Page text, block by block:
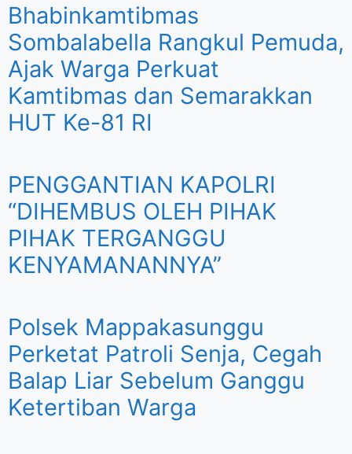
Bhabinkamtibmas
Sombalabella Rangkul Pemuda,
Ajak Warga Perkuat
Kamtibmas dan Semarakkan
HUT Ke-81 RI
PENGGANTIAN KAPOLRI
“DIHEMBUS OLEH PIHAK
PIHAK TERGANGGU
KENYAMANANNYA”
Polsek Mappakasunggu
Perketat Patroli Senja, Cegah
Balap Liar Sebelum Ganggu
Ketertiban Warga